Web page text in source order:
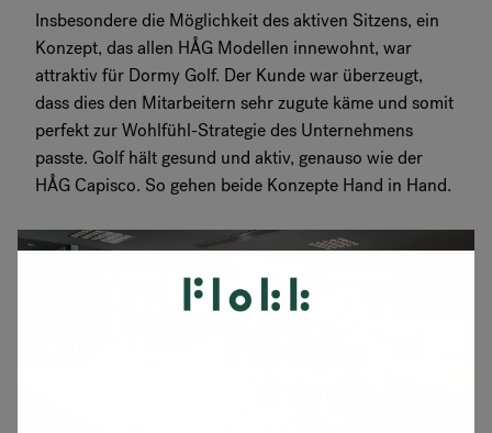
Insbesondere die Möglichkeit des aktiven Sitzens, ein
Konzept, das allen HÅG Modellen innewohnt, war
attraktiv für Dormy Golf. Der Kunde war überzeugt,
dass dies den Mitarbeitern sehr zugute käme und somit
perfekt zur Wohlfühl-Strategie des Unternehmens
passte. Golf hält gesund und aktiv, genauso wie der
HÅG Capisco. So gehen beide Konzepte Hand in Hand.